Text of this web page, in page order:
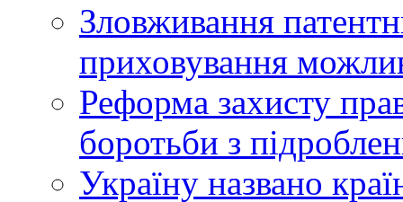
Зловживання
приховування
Реформа захисту
боротьби з
Україну названо